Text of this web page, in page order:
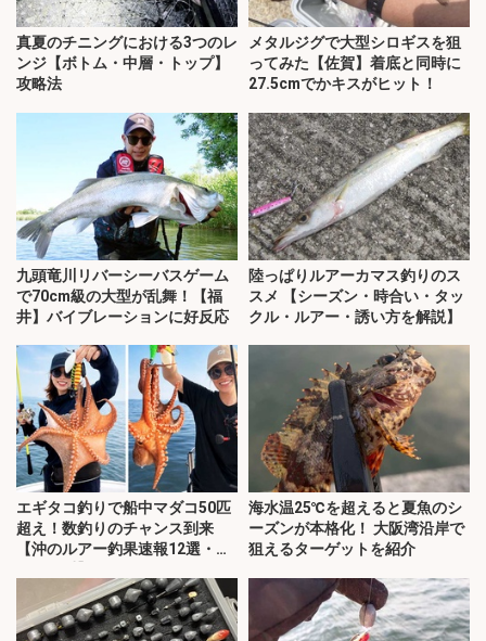
真夏のチニングにおける3つのレ
ンジ【ボトム・中層・トップ】
攻略法
メタルジグで大型シロギスを狙
ってみた【佐賀】着底と同時に
27.5cmでかキスがヒット！
九頭竜川リバーシーバスゲーム
で70cm級の大型が乱舞！【福
井】バイブレーションに好反応
陸っぱりルアーカマス釣りのス
スメ 【シーズン・時合い・タッ
クル・ルアー・誘い方を解説】
エギタコ釣りで船中マダコ50匹
超え！数釣りのチャンス到来
【沖のルアー釣果速報12選・愛
海水温25℃を超えると夏魚のシ
ーズンが本格化！ 大阪湾沿岸で
狙えるターゲットを紹介